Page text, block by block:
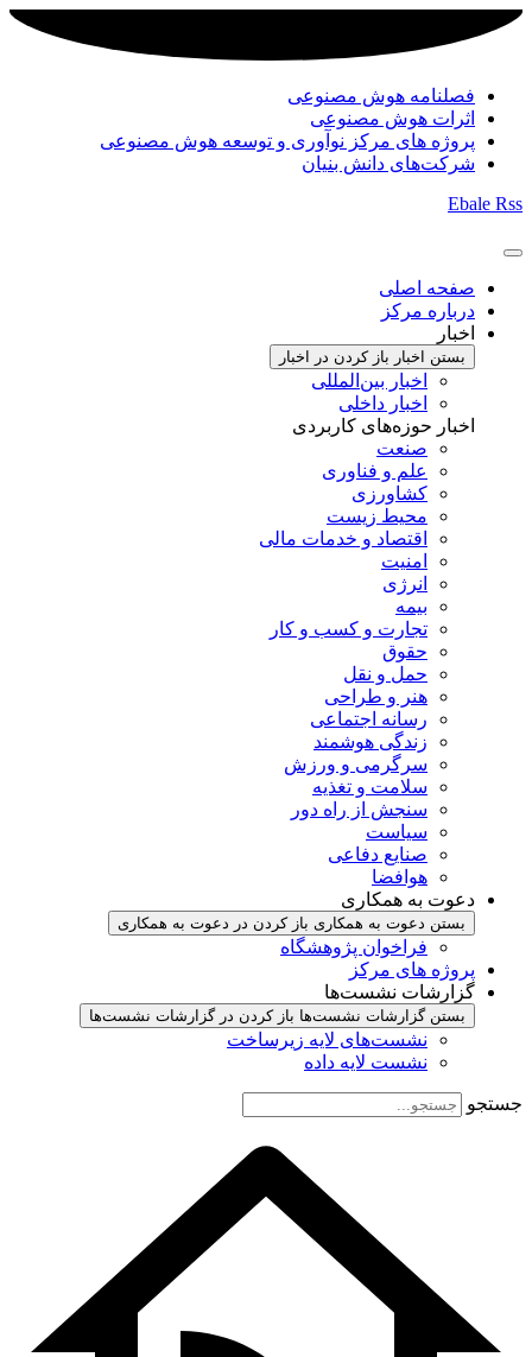
فصلنامه هوش مصنوعی
اثرات هوش مصنوعی
پروژه های مرکز نوآوری و توسعه هوش مصنوعی
شرکت‌های دانش بنیان
Ebale Rss
صفحه اصلی
درباره مرکز
اخبار
بستن اخبار باز کردن در اخبار
اخبار بین‌المللی
اخبار داخلی
اخبار حوزه‌های کاربردی
صنعت
علم و فناوری
کشاورزی
محیط زیست
اقتصاد و خدمات مالی
امنیت
انرژی
بیمه
تجارت و کسب و کار
حقوق
حمل و نقل
هنر و طراحی
رسانه اجتماعی
زندگی هوشمند
سرگرمی و ورزش
سلامت و تغذیه
سنجش از راه دور
سیاست
صنایع دفاعی
هوافضا
دعوت به همکاری
بستن دعوت به همکاری باز کردن در دعوت به همکاری
فراخوان پژوهشگاه
پروژه های مرکز
گزارشات نشست‌ها
بستن گزارشات نشست‌ها باز کردن در گزارشات نشست‌ها
نشست‌‌های لایه زیرساخت
نشست لایه داده
جستجو